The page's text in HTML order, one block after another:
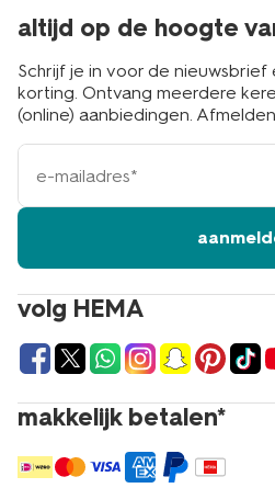
volg HEMA
makkelijk betalen*
altijd op de hoogte
Schrijf je in voor de nieuwsbrief
korting. Ontvang meerdere
(online) aanbiedingen.
e-
mailadres